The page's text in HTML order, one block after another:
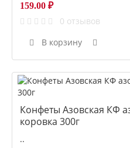
159.00 ₽
0 отзывов
В корзину
Конфеты Азовская КФ
коровка 300г
..